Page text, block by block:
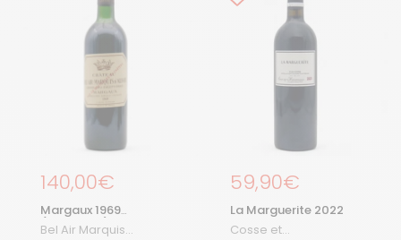
Prix régulier
140,00€
Margaux 1969
(Collector)
Bel Air Marquis
Prix régulier
59,90€
La Marguerite 2022
Cosse et